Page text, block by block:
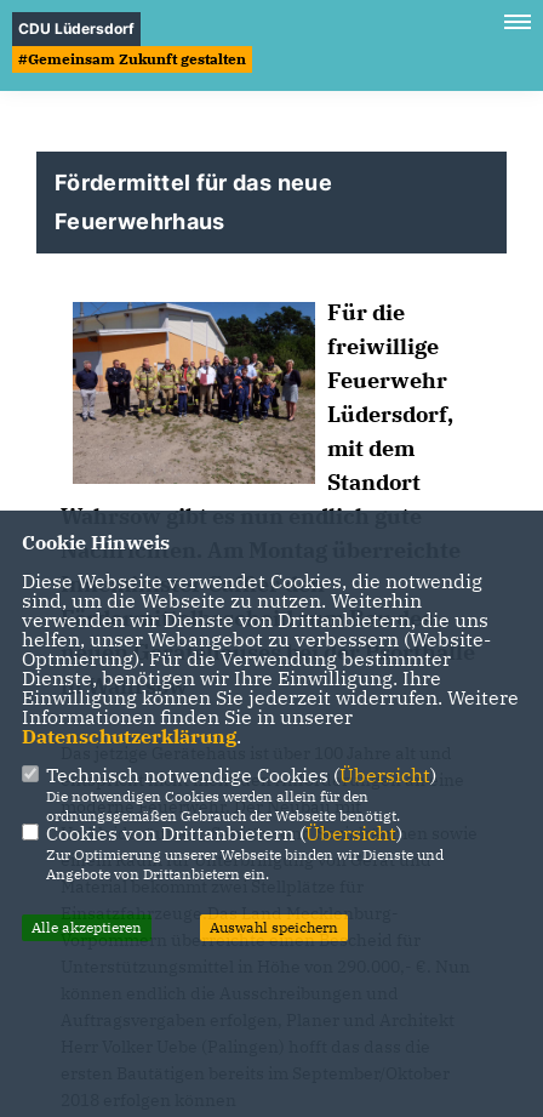
CDU Lüdersdorf
#Gemeinsam Zukunft gestalten
Fördermittel für das neue
Feuerwehrhaus
Für die
freiwillige
Feuerwehr
Lüdersdorf,
mit dem
Standort
Wahrsow gibt es nun endlich gute
Nachrichten. Am Montag überreichte
Inneminister Caffier den
Fördermittelbescheid zum Bau des
neuen Gerätehauses bei der Psorthalle
in Wahrsow
Das jetzige Gerätehaus ist über 100 Jahre alt und
entspricht nicht mehr den Anforderungen an eine
moderne Feuerwehr. Der Neubau mit
Umkleideräumen, Sanitär- und Sozialräumen sowie
einem Raum für Unterbringung von Gerät und
Material bekommt zwei Stellplätze für
Einsatzfahrzeuge.Das Land Mecklenburg-
Vorpommern überreichte einen Bescheid für
Cookie Hinweis
Diese Webseite verwendet Cookies, die notwendig
sind, um die Webseite zu nutzen. Weiterhin
verwenden wir Dienste von Drittanbietern, die uns
helfen, unser Webangebot zu verbessern (Website-
Optmierung). Für die Verwendung bestimmter
Dienste, benötigen wir Ihre Einwilligung. Ihre
Einwilligung können Sie jederzeit widerrufen. Weitere
Informationen finden Sie in unserer
Datenschutzerklärung.
Technisch notwendige Cookies (Übersicht)
Die notwendigen Cookies werden allein für den
ordnungsgemäßen Gebrauch der Webseite benötigt.
Cookies von Drittanbietern (Übersicht)
Zur Optimierung unserer Webseite binden wir Dienste und
Angebote von Drittanbietern ein.
Alle akzeptieren Auswahl speichern